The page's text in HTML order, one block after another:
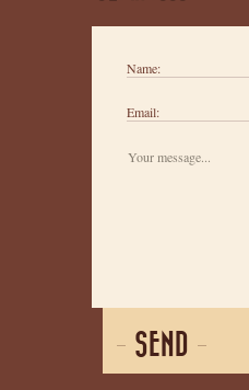
Name:
Email:
SEND